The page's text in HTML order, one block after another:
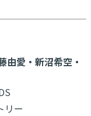
由愛・新沼希空・
リー